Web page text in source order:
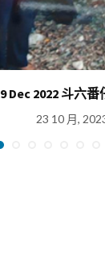
Dec 2022 斗六
23 10 月,